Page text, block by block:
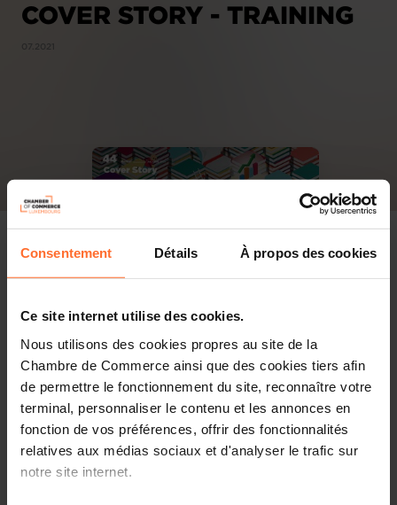
Consentement Détails À propos des cookies
Ce site internet utilise des cookies.
Nous utilisons des cookies propres au site de la
Chambre de Commerce ainsi que des cookies tiers afin
de permettre le fonctionnement du site, reconnaître votre
terminal, personnaliser le contenu et les annonces en
fonction de vos préférences, offrir des fonctionnalités
relatives aux médias sociaux et d'analyser le trafic sur
notre site internet.
COVER STORY - TRAINING